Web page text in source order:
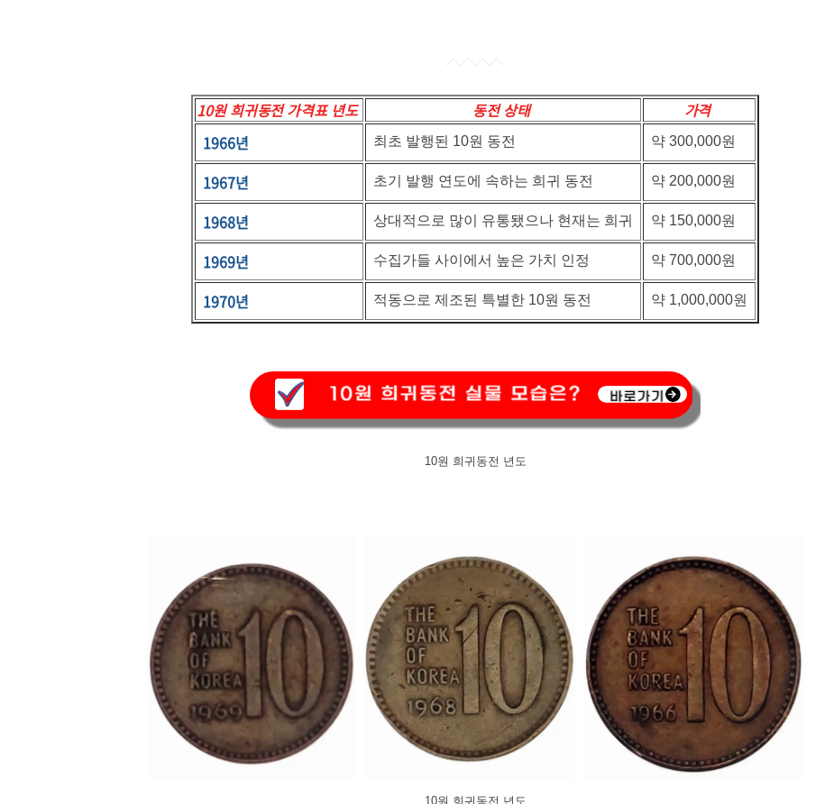
10원 희귀동전 가격표 년도 동전 상태
가격
1966년
최초 발행된 10원 동전 약 300,000원
1967년 초기 발행 연도에 속하는 희귀 동전 약 200,000원
1968년 상대적으로 많이 유통됐으나 현재는 희귀 약 150,000원
1969년 수집가들 사이에서 높은 가치 인정 약 700,000원
1970년 적동으로 제조된 특별한 10원 동전 약 1,000,000원
10원 희귀동전 년도
10원 희귀동전 년도